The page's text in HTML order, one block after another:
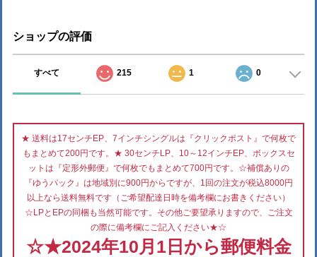
ショップの評価
すべて 215 1 0
★ 送料は17センチEP、7インチシングルは『クリックポスト』で何枚で
もまとめて200円です。★ 30センチLP、10～12インチEP、ボックスセ
ットは『定形外郵便』で何枚でもまとめて700円です。☆補償ありの
『ゆうパック』は地域別に900円からですが、1回の注文が税込8000円
以上なら送料無料です（ご希望配達日時を備考欄にお書きください）
☆LPとEPの同梱も当然可能です。その他ご要望承りますので、ご注文
の際に備考欄にご記入ください★☆
☆★2024年10月1日から郵便料金